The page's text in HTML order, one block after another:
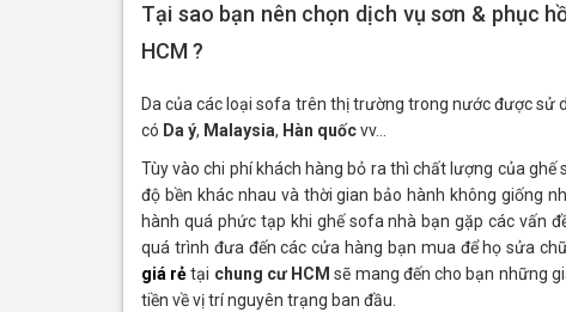
Tại sao bạn nên chọn dịch vụ sơn & phục
HCM ?
Da của các loại sofa trên thị trường trong nước được sử
có Da ý, Malaysia, Hàn quốcvv…
Tùy vào chi phí khách hàng bỏ ra thì chất lượng của
độ bền khác nhau và thời gian bảo hành không giống
hành quá phức tạp khi ghế sofa nhà bạn gặp các vấn
quá trình đưa đến các cửa hàng bạn mua để họ sửa
giá rẻtại chung cư HCM sẽ mang đến cho bạn những
tiền về vị trí nguyên trạng ban đầu.